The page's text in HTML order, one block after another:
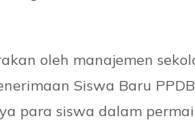
oleh manajemen
Siswa Baru
para siswa dalam